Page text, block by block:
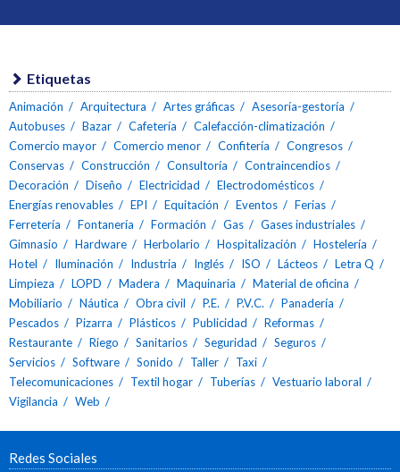
Etiquetas
Animación Arquitectura Artes gráficas
Asesoría-gestoría
Autobuses
Bazar Cafetería
Calefacción-climatización
Comercio mayor
Comercio menor Confitería
Congresos
Conservas
Construcción Consultoría
Contraincendios
Decoración
Diseño Electricidad
Electrodomésticos
Energías renovables
EPI Equitación Eventos
Ferias
Ferretería
Fontanería Formación Gas
Gases industriales
Gimnasio
Hardware Herbolario Hospitalización
Hostelería
Hotel
Iluminación Industria Inglés ISO Lácteos
Letra Q
Limpieza
LOPD Madera Maquinaria
Material de oficina
Mobiliario
Náutica Obra civil P.E. P.V.C.
Panadería
Pescados
Pizarra Plásticos Publicidad
Reformas
Restaurante
Riego Sanitarios Seguridad
Seguros
Servicios
Software Sonido Taller
Taxi
Telecomunicaciones
Textil hogar Tuberías
Vestuario laboral
Vigilancia
Web
Redes Sociales